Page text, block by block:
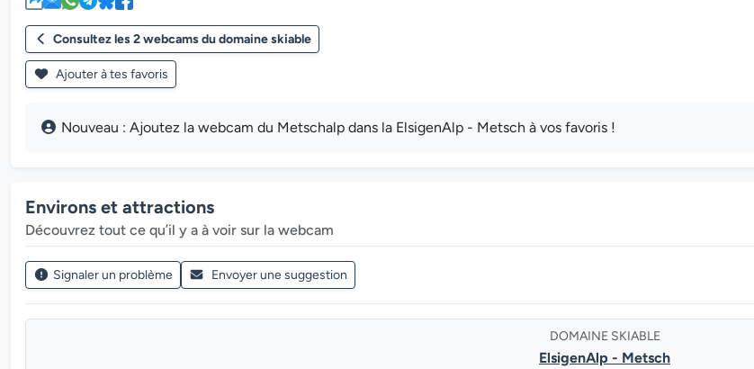
Consultez les 2 webcams du domaine skiable
Ajouter à tes favoris
Nouveau : Ajoutez la webcam du Metschalp dans la ElsigenAlp - Metsch à vos favoris !
Environs et attractions
Découvrez tout ce qu’il y a à voir sur la webcam
Signaler un problème Envoyer une suggestion
DOMAINE SKIABLE
ElsigenAlp - Metsch